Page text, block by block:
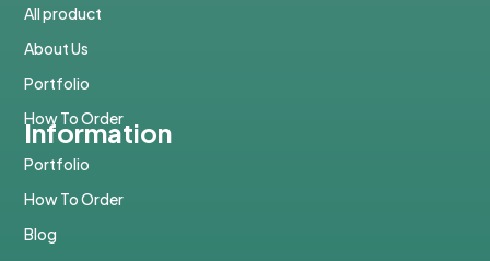
All product
About Us
Portfolio
How To Order
Information
Portfolio
How To Order
Blog